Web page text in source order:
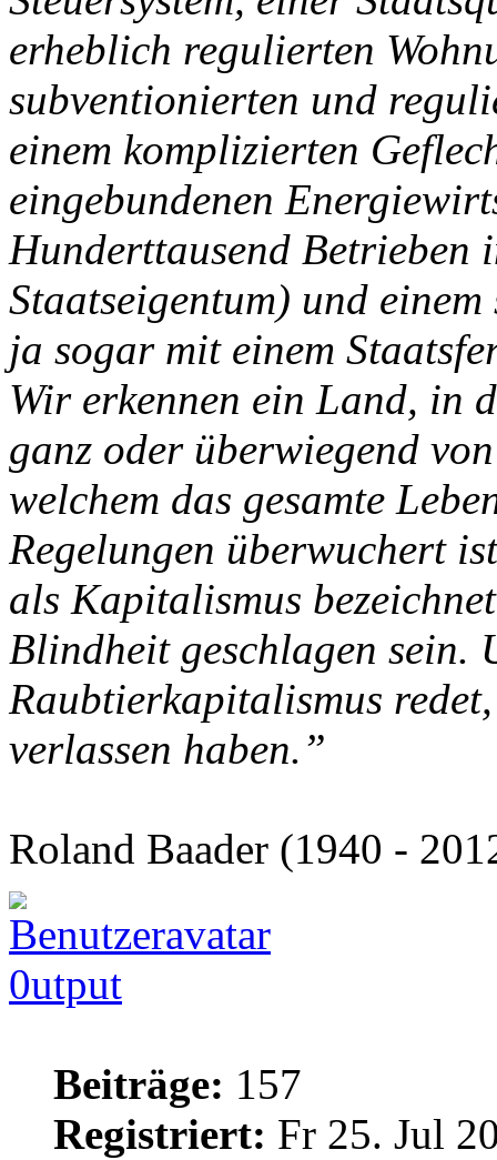
erheblich regulierten
subventionierten und
einem komplizierten
eingebundenen
Hunderttausend Betrieben
Staatseigentum) und
ja sogar mit einem
Wir erkennen ein Land, in
ganz oder überwiegend
welchem das gesamte
Regelungen überwuchert
als Kapitalismus
Blindheit geschlagen sein.
Raubtierkapitalismus
verlassen haben.”
Roland Baader (1940 -
0utput
Beiträge: 157
Registriert: Fr 25. Jul